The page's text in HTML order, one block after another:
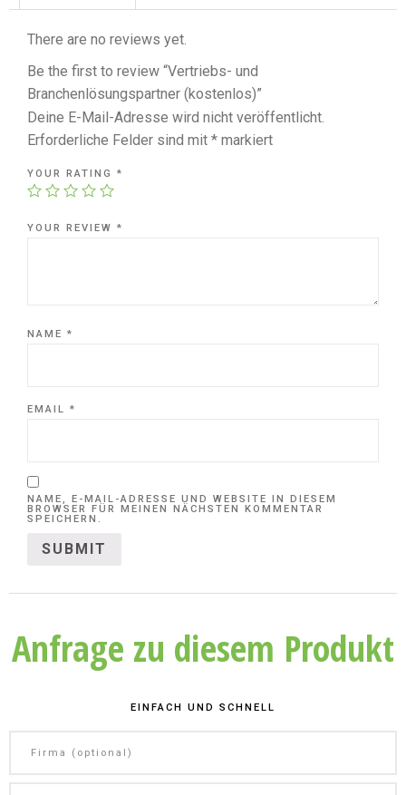
There are no reviews yet.
Be the first to review “Vertriebs- und
Branchenlösungspartner (kostenlos)”
Deine E-Mail-Adresse wird nicht veröffentlicht.
Erforderliche Felder sind mit * markiert
YOUR RATING *
YOUR REVIEW *
NAME *
EMAIL *
NAME, E-MAIL-ADRESSE UND WEBSITE IN DIESEM
BROWSER FÜR MEINEN NÄCHSTEN KOMMENTAR
SPEICHERN.
Anfrage zu diesem Produkt
EINFACH UND SCHNELL